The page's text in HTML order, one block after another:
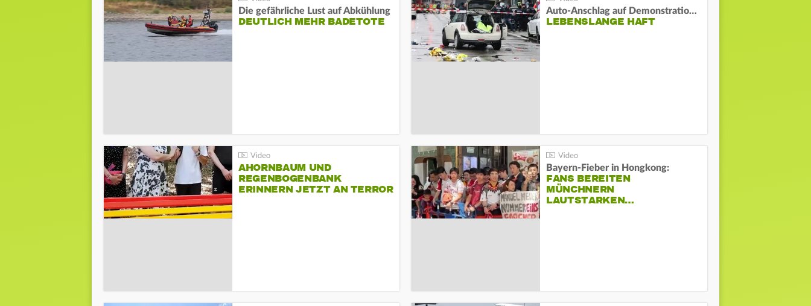
Die gefährliche Lust auf Abkühlung
DEUTLICH MEHR BADETOTE
Auto-Anschlag auf Demonstration in München:
LEBENSLANGE HAFT
AHORNBAUM UND
REGENBOGENBANK
ERINNERN JETZT AN TERROR
Bayern-Fieber in Hongkong:
FANS BEREITEN
MÜNCHNERN
LAUTSTARKEN…